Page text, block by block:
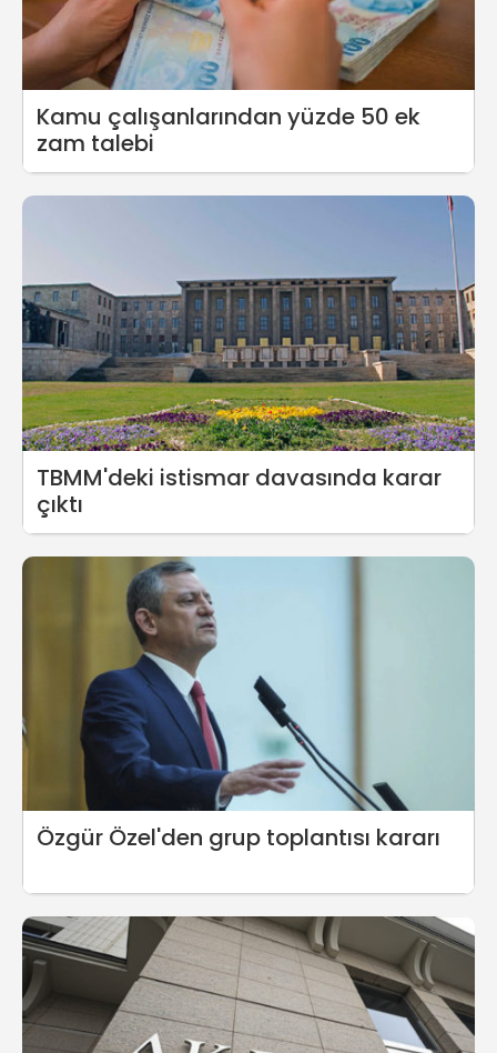
Kamu çalışanlarından yüzde 50 ek
zam talebi
TBMM'deki istismar davasında karar
çıktı
Özgür Özel'den grup toplantısı kararı